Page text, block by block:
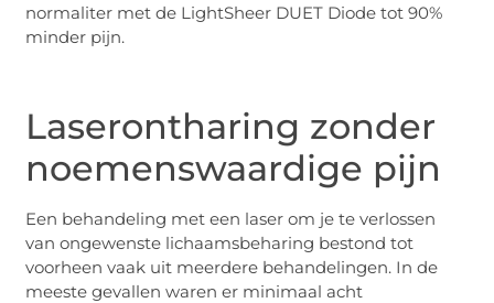
normaliter met de LightSheer DUET Diode tot 90%
minder pijn.
Laserontharing zonder
noemenswaardige pijn
Een behandeling met een laser om je te verlossen
van ongewenste lichaamsbeharing bestond tot
voorheen vaak uit meerdere behandelingen. In de
meeste gevallen waren er minimaal acht